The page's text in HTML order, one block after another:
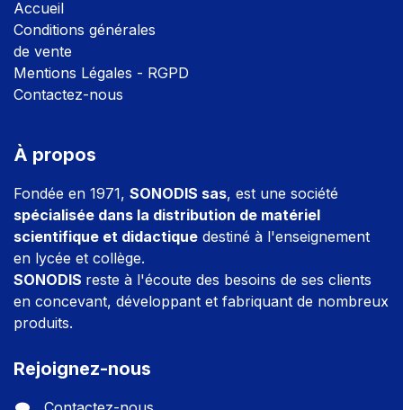
Accueil
Conditions générales
de vente
Mentions Légales - RGPD
Contactez-nous
À propos
Fondée en 1971, SONODIS sas, est une société
spécialisée dans la distribution de matériel
scientifique et didactique destiné à l'enseignement
en lycée et collège.
SONODIS reste à l'écoute des besoins de ses clients
en concevant, développant et fabriquant de nombreux
produits.
Rejoignez-nous